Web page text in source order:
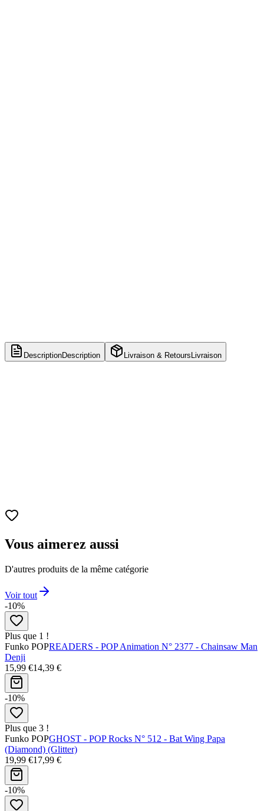
DescriptionDescription Livraison & Retours Livraison
Vous aimerez aussi
D'autres produits de la même catégorie
Voir tout
-10%
Plus que 1 !
Funko POPREADERS - POP Animation N° 2377 - Chainsaw Man
Denji
15,99 €14,39 €
-10%
Plus que 3 !
Funko POPGHOST - POP Rocks N° 512 - Bat Wing Papa
(Diamond) (Glitter)
19,99 €17,99 €
-10%